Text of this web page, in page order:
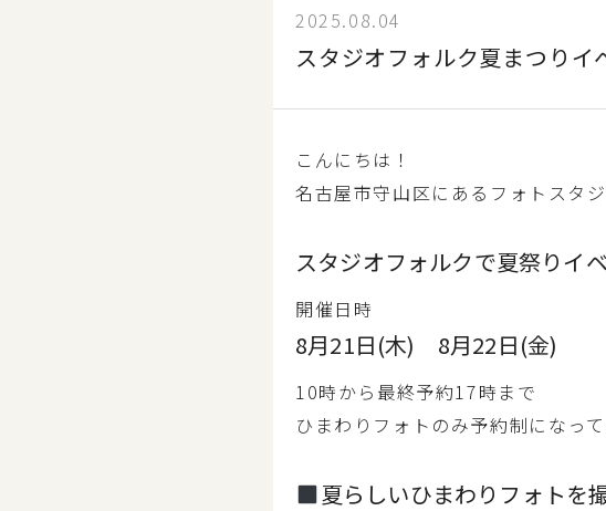
2025.08.04
スタジオフォルク夏まつりイ
こんにちは！
名古屋市守山区にあるフォトスタ
スタジオフォルクで夏祭りイ
開催日時
8月21日(木) 8月22日(金)
10時から最終予約17時まで
ひまわりフォトのみ予約制になっ
夏らしいひまわりフォトを